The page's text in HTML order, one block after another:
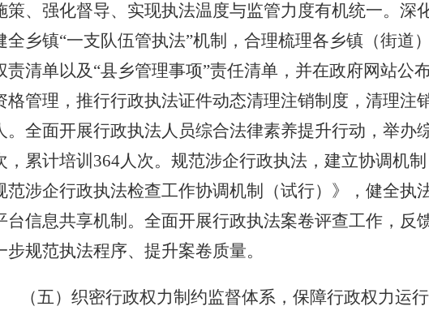
策、强化督导、实现执法温度与监管力度有机统一。深
全乡镇“一支队伍管执法”机制，合理梳理各乡镇（街道
责清单以及“县乡管理事项”责任清单，并在政府网站公
格管理，推行行政执法证件动态清理注销制度，清理注
。全面开展行政执法人员综合法律素养提升行动，举办
，累计培训 364人次。规范涉企行政执法，建立协调机
范涉企行政执法检查工作协调机制（试行）》，健全执
台信息共享机制。全面开展行政执法案卷评查工作，反
步规范执法程序、提升案卷质量。
（五）织密行政权力制约监督体系，保障行政权力运行